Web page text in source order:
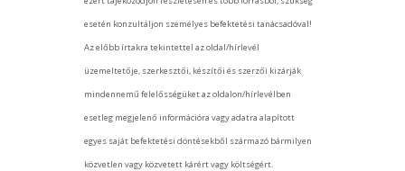
esetén konzultáljon személyes befektetési tanácsadóval!
Az előbb írtakra tekintettel az oldal/hírlevél
üzemeltetője, szerkesztői, készítői és szerzői kizárják
mindennemű felelősségüket az oldalon/hírlevélben
esetleg megjelenő információra vagy adatra alapított
egyes saját befektetési döntésekből származó bármilyen
közvetlen vagy közvetett kárért vagy költségért.